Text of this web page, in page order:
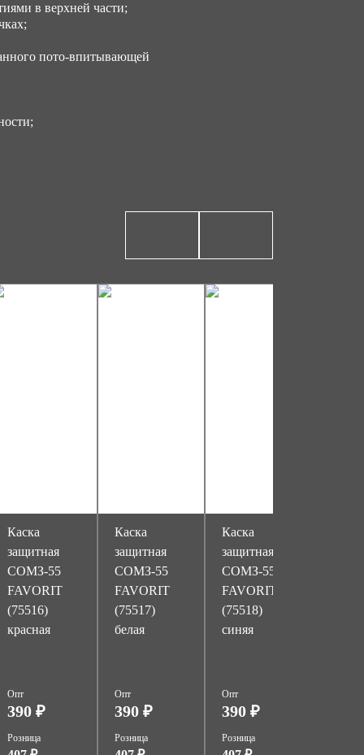
в верхней части;
пото-впитывающей
Каска
защитная
СОМЗ-55
FAVORIT
(75516)
красная
Опт
390 ₽
Розница
Каска
защитная
СОМЗ-55
FAVORIT
(75517)
белая
Опт
390 ₽
Розница
Каска
защитная
СОМЗ-55
FAVORIT
(75518)
синяя
Опт
390 ₽
Розница